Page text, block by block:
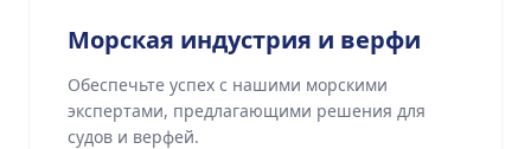
Морская индустрия и верфи
Обеспечьте успех с нашими морскими
экспертами, предлагающими решения для
судов и верфей.